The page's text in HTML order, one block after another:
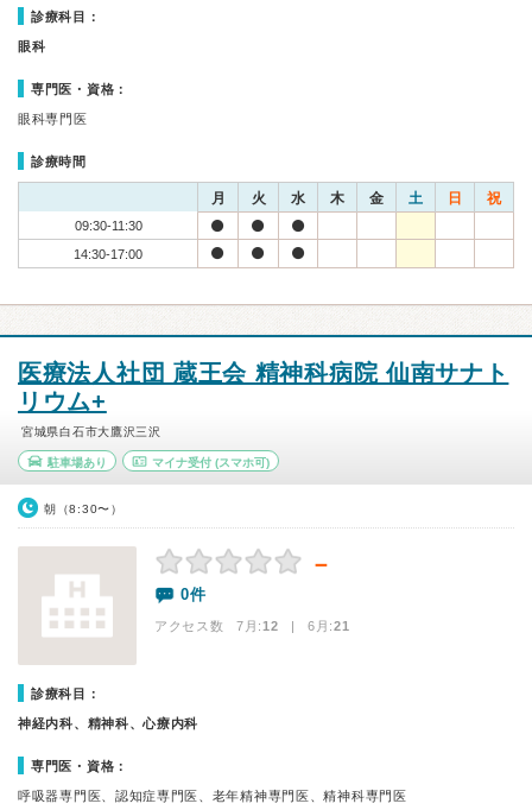
診療科目：
眼科
専門医・資格：
眼科専門医
診療時間
月 火 水 木 金 土 日 祝
09:30-11:30
14:30-17:00
医療法人社団 蔵王会 精神科病院 仙南サナト
リウム+
宮城県白石市大鷹沢三沢
駐車場あり マイナ受付(スマホ可)
朝（8:30〜）
－
0件
アクセス数 7月:12 | 6月:21
診療科目：
神経内科、精神科、心療内科
専門医・資格：
呼吸器専門医、認知症専門医、老年精神専門医、精神科専門医